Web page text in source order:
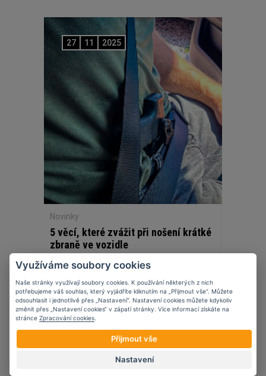
27 11 2025
Novinky
5 věcí, které zvážit při nošení krátké
zbraně ve vozidle
07 11 2023
Využíváme soubory cookies
Naše stránky využívají soubory cookies. K používání některých z nich
potřebujeme váš souhlas, který vyjádříte kliknutím na „Přijmout vše“. Můžete
odsouhlasit i jednotlivě přes „Nastavení“. Nastavení cookies můžete kdykoliv
změnit přes „Nastavení cookies“ v zápatí stránky. Více informací získáte na
stránce Zpracování cookies
Přijmout vše
Nastavení